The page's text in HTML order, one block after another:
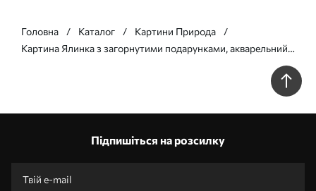
Головна Каталог
Картини Природа
Картина Ялинка з загорнутими подарунками, акварельний
Підпишіться на розсилку